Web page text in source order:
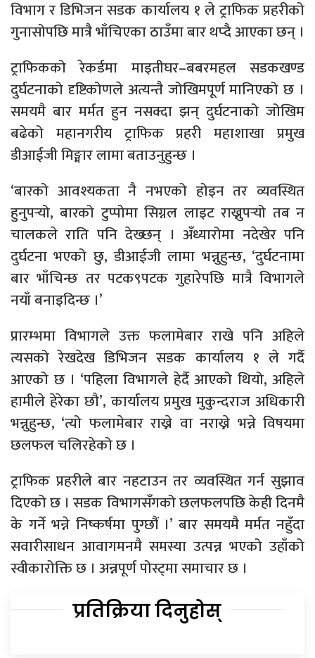
विभाग र डिभिजन सडक कार्यालय १ ले ट्राफिक प्रहरीको
गुनासोपछि मात्रै भाँचिएका ठाउँमा बार थप्दै आएका छन् ।
ट्राफिकको रेकर्डमा माइतीघर–बबरमहल सडकखण्ड
दुर्घटनाको दृष्टिकोणले अत्यन्तै जोखिमपूर्ण मानिएको छ ।
समयमै बार मर्मत हुन नसक्दा झन् दुर्घटनाको जोखिम
बढेको महानगरीय ट्राफिक प्रहरी महाशाखा प्रमुख
डीआईजी मिङ्मार लामा बताउनुहुन्छ ।
‘बारको आवश्यकता नै नभएको होइन तर व्यवस्थित
हुनुपर्‍यो, बारको टुप्पोमा सिग्नल लाइट राख्नुपर्‍यो तब न
चालकले राति पनि देख्छन् । अँध्यारोमा नदेखेर पनि
दुर्घटना भएको छु, डीआईजी लामा भन्नुहुन्छ, ‘दुर्घटनामा
बार भाँचिन्छ तर पटक९पटक गुहारेपछि मात्रै विभागले
नयाँ बनाइदिन्छ ।’
प्रारम्भमा विभागले उक्त फलामेबार राखे पनि अहिले
त्यसको रेखदेख डिभिजन सडक कार्यालय १ ले गर्दै
आएको छ । ‘पहिला विभागले हेर्दै आएको थियो, अहिले
हामीले हेरेका छौ’, कार्यालय प्रमुख मुकुन्दराज अधिकारी
भन्नुहुन्छ, ‘त्यो फलामेबार राख्ने वा नराख्ने भन्ने विषयमा
छलफल चलिरहेको छ ।
ट्राफिक प्रहरीले बार नहटाउन तर व्यवस्थित गर्न सुझाव
दिएको छ । सडक विभागसँगको छलफलपछि केही दिनमै
के गर्ने भन्ने निष्कर्षमा पुग्छौं ।’ बार समयमै मर्मत नहुँदा
सवारीसाधन आवागमनमै समस्या उत्पन्न भएको उहाँको
स्वीकारोक्ति छ । अन्नपूर्ण पोस्ट्मा समाचार छ ।
प्रतिक्रिया दिनुहोस्